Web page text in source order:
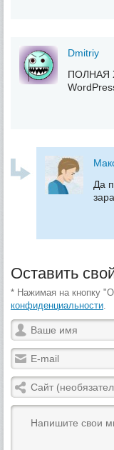
Dmitriy
ПОЛНАЯ
Да
Оставить
* Нажимая на кнопку
конфиденциальности